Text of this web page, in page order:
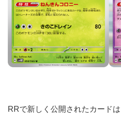
RRで新しく公開されたカードは